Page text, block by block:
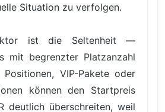
Situation zu verfolgen.
ist die Seltenheit —
mit begrenzter Platzanzahl
VIP-Pakete oder
können den Startpreis
deutlich überschreiten, weil